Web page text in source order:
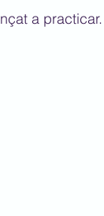
a practicar.